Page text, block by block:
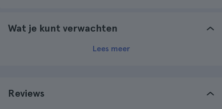
Wat je kunt verwachten
Lees meer
Reviews